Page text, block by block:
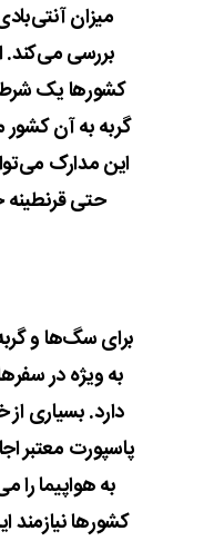
میزان
بررسی می‌کند.
کشورها یک
گربه به آن
این مدارک
حتی
برای سگ‌ها و
به ویژه در
دارد. بسیاری
پاسپورت معتبر
به هواپیما
کشورها